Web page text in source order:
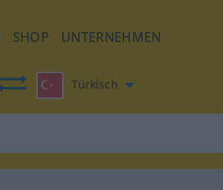
SHOP UNTERNEHMEN
Türkisch